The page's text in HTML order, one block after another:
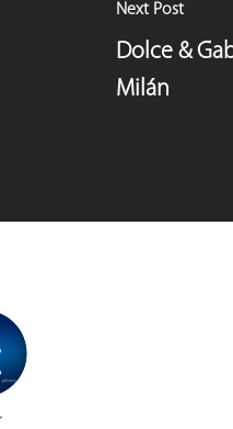
Next Post
Dolce &
Milán